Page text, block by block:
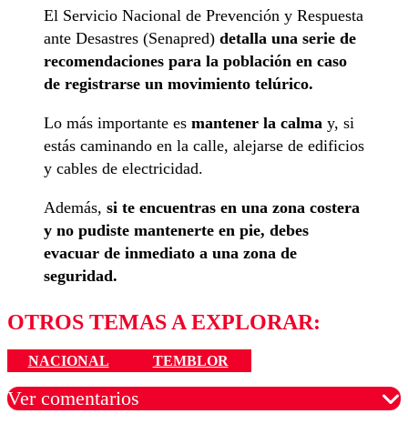
El Servicio Nacional de Prevención y Respuesta
ante Desastres (Senapred) detalla una serie de
recomendaciones para la población en caso
de registrarse un movimiento telúrico.
Lo más importante es mantener la calma y, si
estás caminando en la calle, alejarse de edificios
y cables de electricidad.
Además, si te encuentras en una zona costera
y no pudiste mantenerte en pie, debes
evacuar de inmediato a una zona de
seguridad.
OTROS TEMAS A EXPLORAR:
NACIONAL TEMBLOR
Ver comentarios